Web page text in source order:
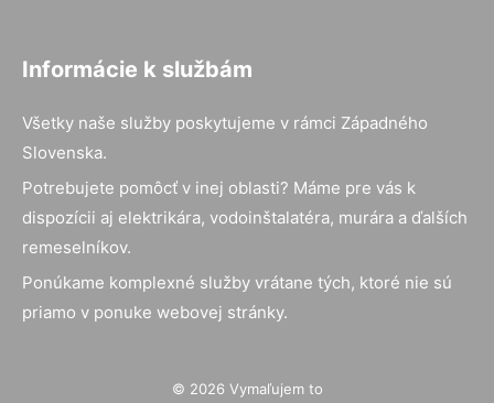
Informácie k službám
Všetky naše služby poskytujeme v rámci Západného
Slovenska.
Potrebujete pomôcť v inej oblasti? Máme pre vás k
dispozícii aj elektrikára, vodoinštalatéra, murára a ďalších
remeselníkov.
Ponúkame komplexné služby vrátane tých, ktoré nie sú
priamo v ponuke webovej stránky.
© 2026 Vymaľujem to